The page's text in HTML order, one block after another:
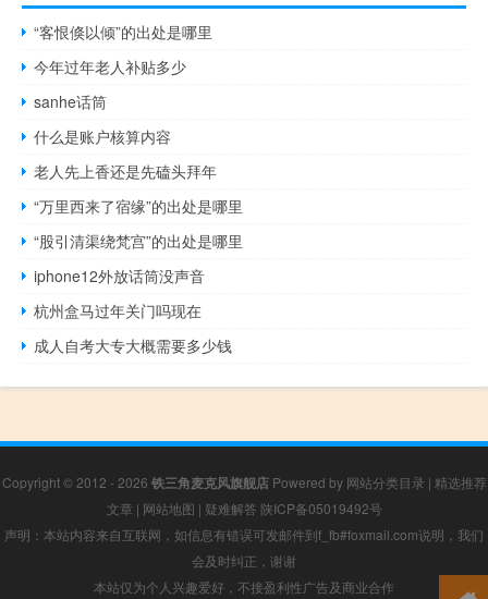
“客恨倏以倾”的出处是哪里
今年过年老人补贴多少
sanhe话筒
什么是账户核算内容
老人先上香还是先磕头拜年
“万里西来了宿缘”的出处是哪里
“股引清渠绕梵宫”的出处是哪里
iphone12外放话筒没声音
杭州盒马过年关门吗现在
成人自考大专大概需要多少钱
Copyright © 2012 - 2026 铁三角麦克风旗舰店Powered by 网站分类目录 | 精选推荐
文章 | 网站地图 | 疑难解答 陕ICP备05019492号
声明：本站内容来自互联网，如信息有错误可发邮件到f_fb#foxmail.com说明，我们
会及时纠正，谢谢
本站仅为个人兴趣爱好，不接盈利性广告及商业合作